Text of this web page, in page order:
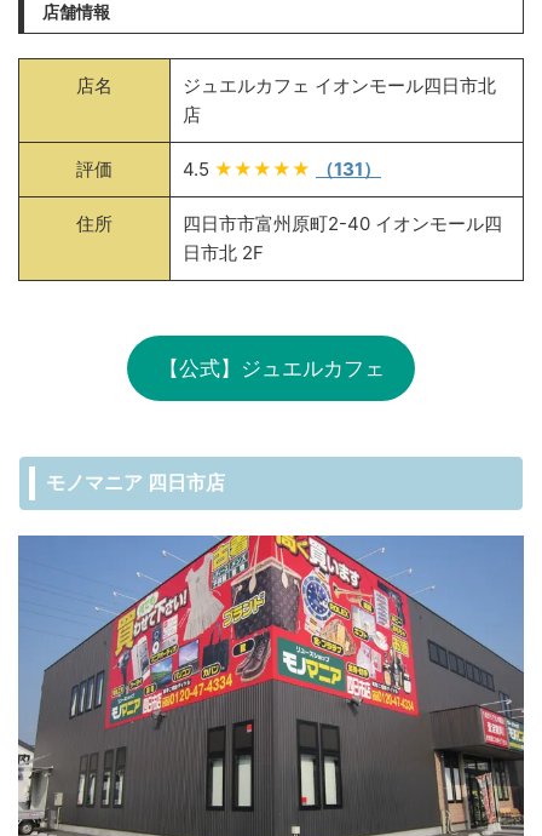
店舗情報
店名
ジュエルカフェ イオンモール四日市北
店
評価 4.5 ★★★★★ （131）
住所
四日市市富州原町2-40 イオンモール四
日市北 2F
【公式】ジュエルカフェ
モノマニア 四日市店